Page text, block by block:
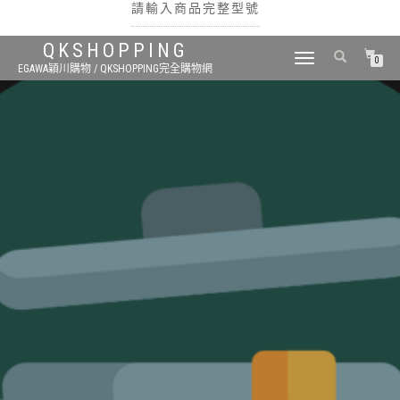
請輸入商品完整型號
QKSHOPPING
EGAWA穎川購物 / QKSHOPPING完全購物網
TOGGLE
0